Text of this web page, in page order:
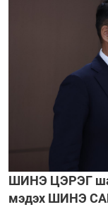
ШИНЭ ЦЭРЭГ
мэдэх ШИНЭ